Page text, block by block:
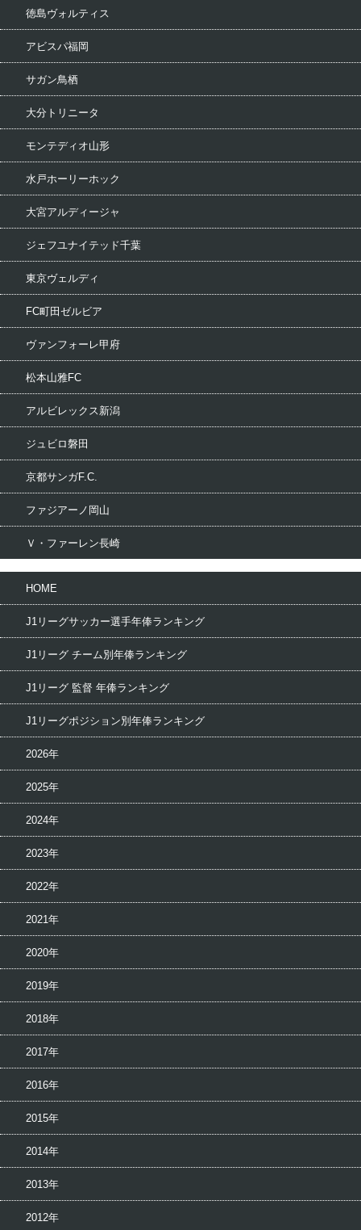
徳島ヴォルティス
アビスパ福岡
サガン鳥栖
大分トリニータ
モンテディオ山形
水戸ホーリーホック
大宮アルディージャ
ジェフユナイテッド千葉
東京ヴェルディ
FC町田ゼルビア
ヴァンフォーレ甲府
松本山雅FC
アルビレックス新潟
ジュビロ磐田
京都サンガF.C.
ファジアーノ岡山
Ｖ・ファーレン長崎
HOME
J1リーグサッカー選手年俸ランキング
J1リーグ チーム別年俸ランキング
J1リーグ 監督 年俸ランキング
J1リーグポジション別年俸ランキング
2026年
2025年
2024年
2023年
2022年
2021年
2020年
2019年
2018年
2017年
2016年
2015年
2014年
2013年
2012年